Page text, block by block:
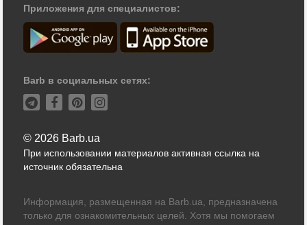
Приложения для специалистов:
Barb в социальных сетях:
© 2026 Barb.ua
При использовании материалов активная ссылка на
источник обязательна
Информация, размещенная на Barb.ua, предназначена
только для ознакомительных целей. Хотя мы помогаем